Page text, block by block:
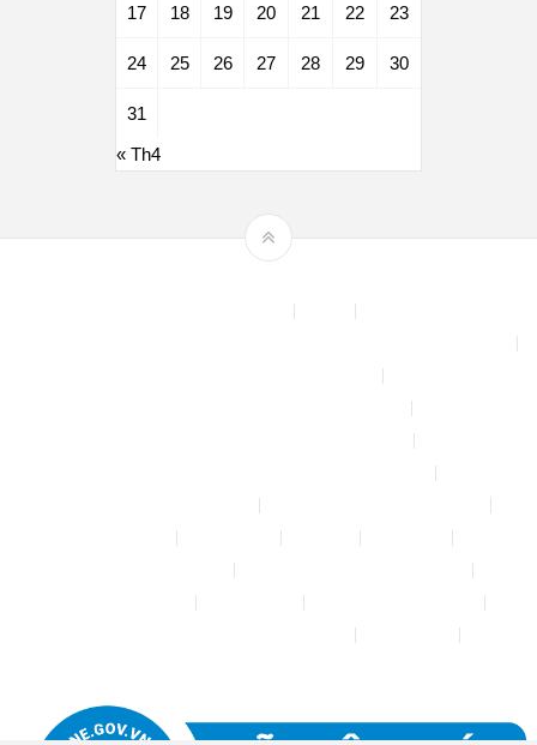
17 18 19 20 21 22 23
24 25 26 27 28 29 30
31
« Th4